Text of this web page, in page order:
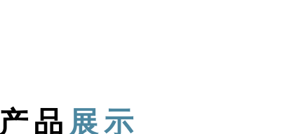
产品 展示